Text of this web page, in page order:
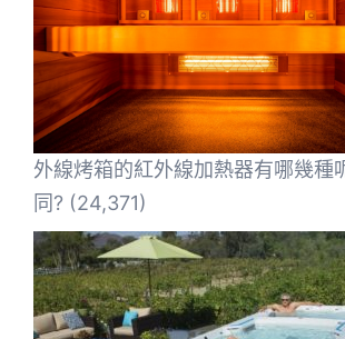
外線烤箱的紅外線加熱器有哪幾種
同? (24,371)